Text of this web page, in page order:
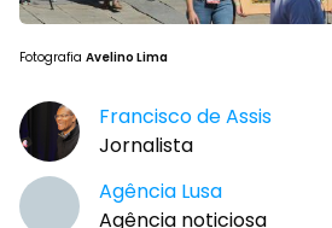
Fotografia Avelino Lima
Francisco de Assis
Jornalista
Agência Lusa
Agência noticiosa